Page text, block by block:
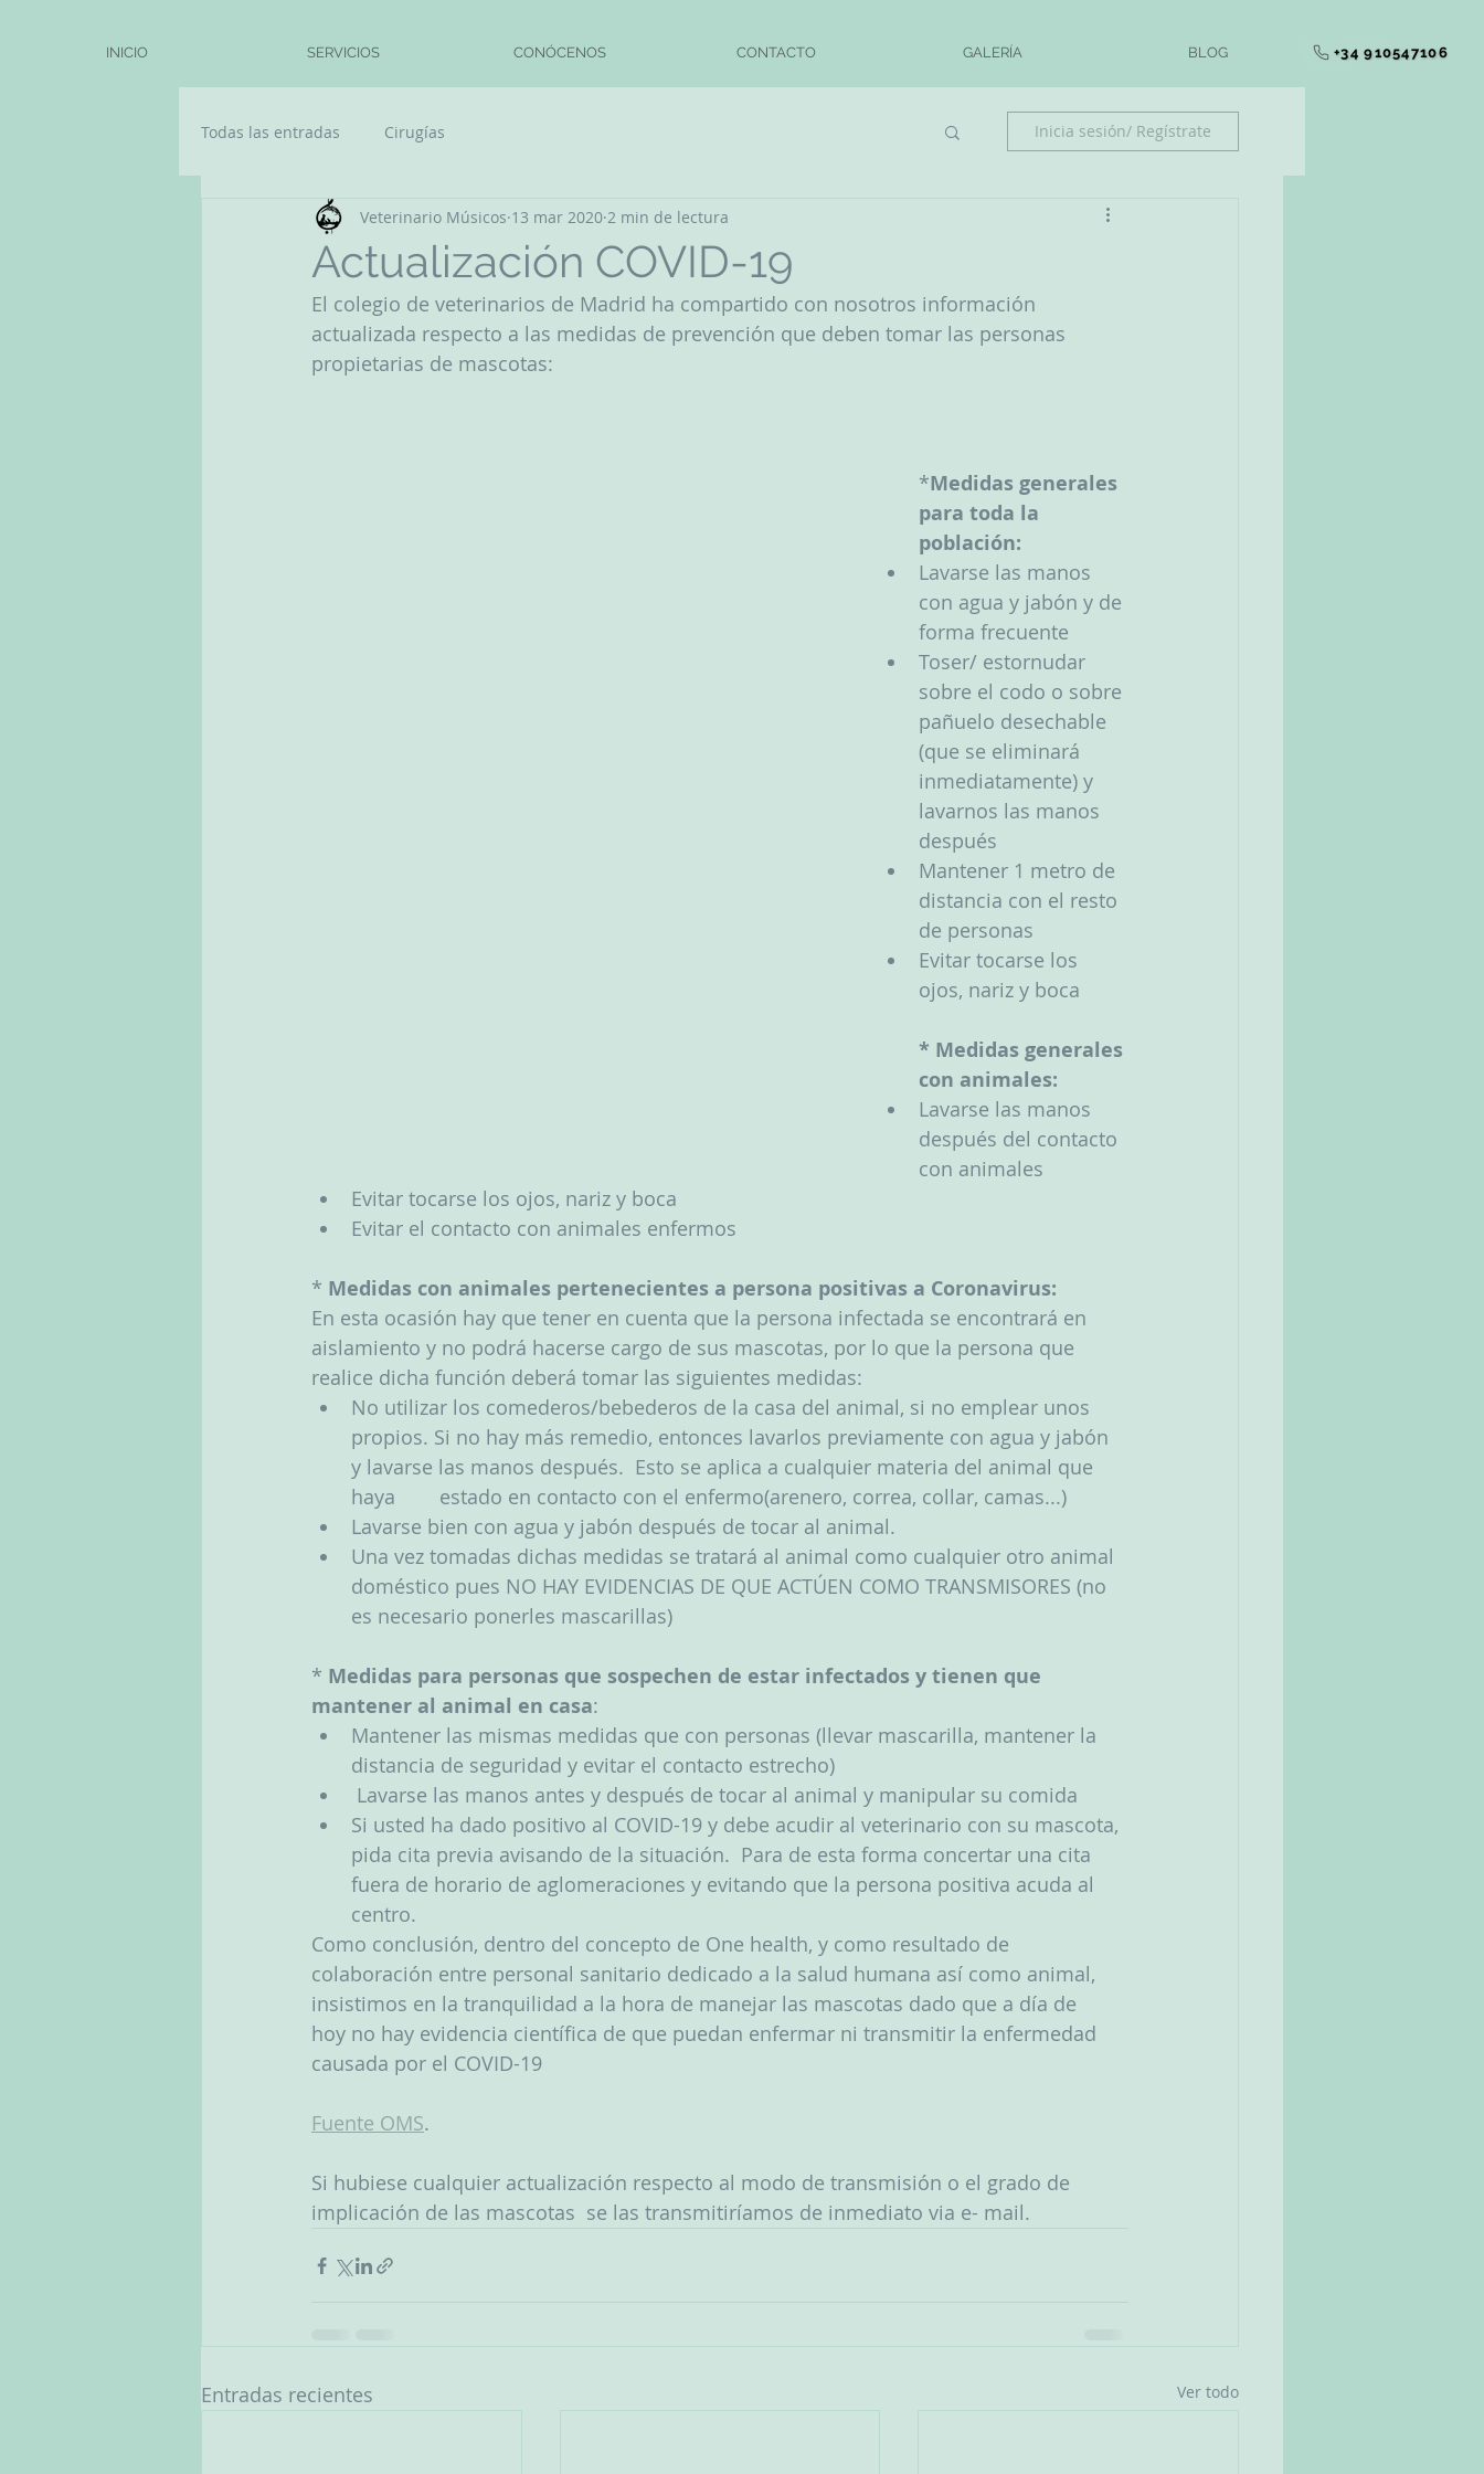
INICIO SERVICIOS CONÓCENOS CONTACTO GALERÍA BLOG +34 910547106
Todas las entradas Cirugías Inicia sesión/ Regístrate
Actualización COVID-19
Veterinario Músicos 13 mar 2020 2 min de lectura
El colegio de veterinarios de Madrid ha compartido con nosotros información
actualizada respecto a las medidas de prevención que deben tomar las personas
propietarias de mascotas:
*Medidas generales
para toda la
población:
Lavarse las manos
con agua y jabón y de
forma frecuente
Toser/ estornudar
sobre el codo o sobre
pañuelo desechable
(que se eliminará
inmediatamente) y
lavarnos las manos
después
Mantener 1 metro de
distancia con el resto
de personas
Evitar tocarse los
ojos, nariz y boca
* Medidas generales
con animales:
Lavarse las manos
después del contacto
con animales
Evitar tocarse los ojos, nariz y boca
Evitar el contacto con animales enfermos
* Medidas con animales pertenecientes a persona positivas a Coronavirus:
En esta ocasión hay que tener en cuenta que la persona infectada se encontrará en
aislamiento y no podrá hacerse cargo de sus mascotas, por lo que la persona que
realice dicha función deberá tomar las siguientes medidas:
No utilizar los comederos/bebederos de la casa del animal, si no emplear unos
propios. Si no hay más remedio, entonces lavarlos previamente con agua y jabón
y lavarse las manos después.  Esto se aplica a cualquier materia del animal que
haya 	estado en contacto con el enfermo(arenero, correa, collar, camas...)
Lavarse bien con agua y jabón después de tocar al animal.
Una vez tomadas dichas medidas se tratará al animal como cualquier otro animal
doméstico pues NO HAY EVIDENCIAS DE QUE ACTÚEN COMO TRANSMISORES (no
es necesario ponerles mascarillas)
* Medidas para personas que sospechen de estar infectados y tienen que
mantener al animal en casa:
Mantener las mismas medidas que con personas (llevar mascarilla, mantener la
distancia de seguridad y evitar el contacto estrecho)
Lavarse las manos antes y después de tocar al animal y manipular su comida
Si usted ha dado positivo al COVID-19 y debe acudir al veterinario con su mascota,
pida cita previa avisando de la situación.  Para de esta forma concertar una cita
fuera de horario de aglomeraciones y evitando que la persona positiva acuda al
centro.
Como conclusión, dentro del concepto de One health, y como resultado de
colaboración entre personal sanitario dedicado a la salud humana así como animal,
insistimos en la tranquilidad a la hora de manejar las mascotas dado que a día de
hoy no hay evidencia científica de que puedan enfermar ni transmitir la enfermedad
causada por el COVID-19
Fuente OMS.
Si hubiese cualquier actualización respecto al modo de transmisión o el grado de
implicación de las mascotas  se las transmitiríamos de inmediato via e- mail.
Entradas recientes Ver todo